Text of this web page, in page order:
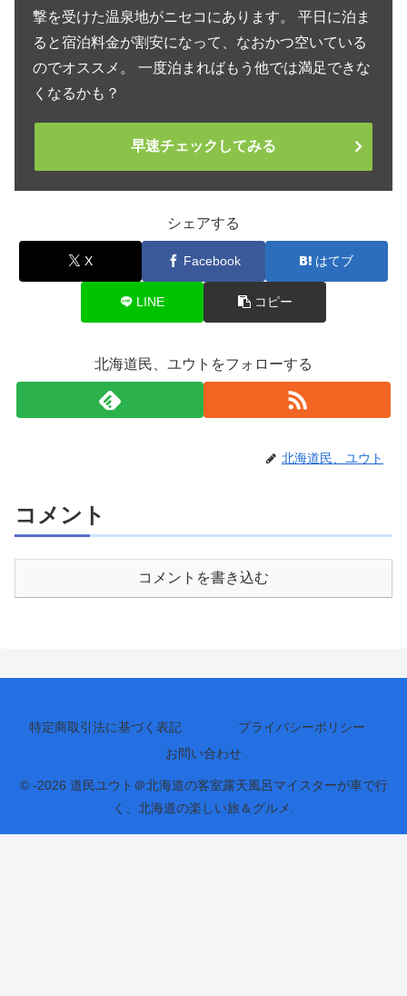
撃を受けた温泉地がニセコにあります。 平日に泊ま
ると宿泊料金が割安になって、なおかつ空いている
のでオススメ。 一度泊まればもう他では満足できな
くなるかも？
早速チェックしてみる
シェアする
X Facebook はてブ
LINE コピー
北海道民、ユウトをフォローする
北海道民、ユウト
コメント
コメントを書き込む
特定商取引法に基づく表記
プライバシーポリシー
お問い合わせ
© -2026 道民ユウト＠北海道の客室露天風呂マイスターが車で行
く、北海道の楽しい旅＆グルメ.